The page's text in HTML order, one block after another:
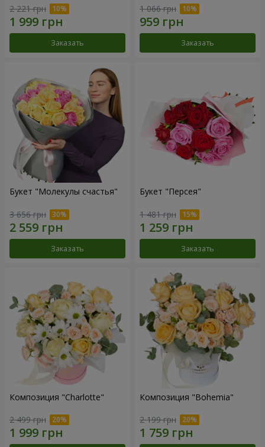
2 221 грн
Заказать
1 066 грн
Заказать
Букет "Молекулы счастья"
3 656 грн
Заказать
Букет "Персея"
1 481 грн
Заказать
Композиция "Charlotte"
2 499 грн
Композиция "Bohemia"
2 199 грн